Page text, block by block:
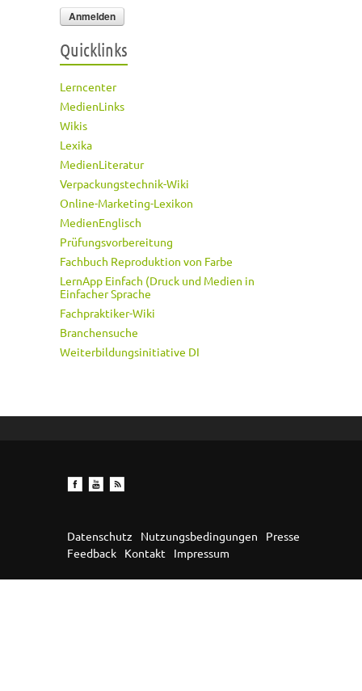
Quicklinks
Lerncenter
MedienLinks
Wikis
Lexika
MedienLiteratur
Verpackungstechnik-Wiki
Online-Marketing-Lexikon
MedienEnglisch
Prüfungsvorbereitung
Fachbuch Reproduktion von Farbe
LernApp Einfach (Druck und Medien in
Einfacher Sprache
Fachpraktiker-Wiki
Branchensuche
Weiterbildungsinitiative DI
Datenschutz Nutzungsbedingungen
Presse
Feedback
Kontakt Impressum